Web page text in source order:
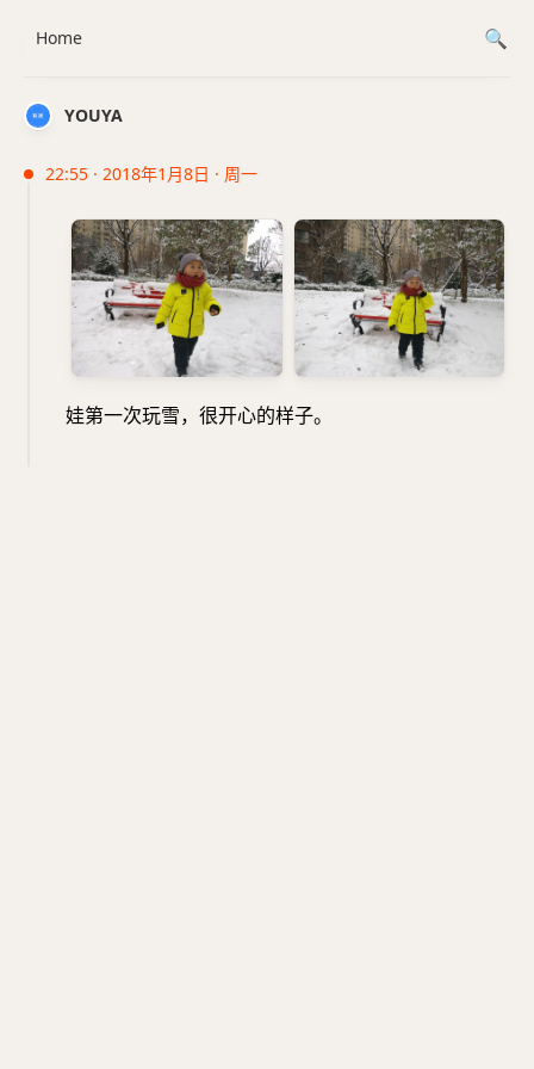
YOUYA
22:55 · 2018年1月8日 · 周一
娃第一次玩雪，很开心的样子。
Home